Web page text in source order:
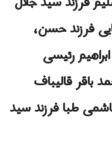
فرزند حسن،
رئیسی
باقر قالیباف
طبا فرزند سید